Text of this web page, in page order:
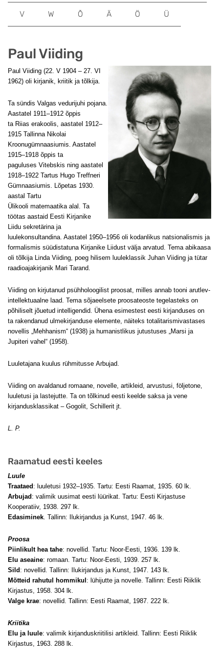
Paul Viiding
Paul Viiding (22. V 1904 – 27. VI
1962) oli kirjanik, kriitik ja tõlkija.
Ta sündis Valgas vedurijuhi pojana.
Aastatel 1911–1912 õppis
ta Riias erakoolis, aastatel 1912–
1915 Tallinna Nikolai
Kroonugümnaasiumis. Aastatel
1915–1918 õppis ta
paguluses Vitebskis ning aastatel
1918–1922 Tartus Hugo Treffneri
Gümnaasiumis. Lõpetas 1930.
aastal Tartu
Ülikooli matemaatika alal. Ta
töötas aastaid Eesti Kirjanike
Liidu sekretärina ja
luulekonsultandina. Aastatel 1950–1956 oli kodanlikus natsionalismis ja
formalismis süüdistatuna Kirjanike Liidust välja arvatud. Tema abikaasa
oli tõlkija Linda Viiding, poeg hilisem luuleklassik Juhan Viiding ja tütar
raadioajakirjanik Mari Tarand.
Viiding on kirjutanud psühholoogilist proosat, milles annab tooni arutlev-
intellektuaalne laad. Tema sõjaeelsete proosateoste tegelasteks on
põhiliselt jõuetud intelligendid. Ühena esimestest eesti kirjanduses on
ta rakendanud ulmekirjanduse elemente, näiteks totalitarismivastases
novellis „Mehhanism“ (1938) ja humanistlikus jutustuses „Marsi ja
Jupiteri vahel“ (1958).
Luuletajana kuulus rühmitusse Arbujad.
Viiding on avaldanud romaane, novelle, artikleid, arvustusi, följetone,
luuletusi ja lastejutte. Ta on tõlkinud eesti keelde saksa ja vene
kirjandusklassikat – Gogolit, Schillerit jt.
L. P.
Raamatud eesti keeles
Luule
Traataed : luuletusi 1932–1935. Tartu: Eesti Raamat, 1935. 60 lk.
Arbujad : valimik uusimat eesti lüürikat. Tartu: Eesti Kirjastuse
Kooperatiiv, 1938. 297 lk.
Edasiminek. Tallinn: Ilukirjandus ja Kunst, 1947. 46 lk.
Proosa
Piinlikult hea tahe: novellid. Tartu: Noor-Eesti, 1936. 139 lk.
Elu aseaine: romaan. Tartu: Noor-Eesti, 1939. 257 lk.
Sild : novellid. Tallinn: Ilukirjandus ja Kunst, 1947. 143 lk.
Mõtteid rahutul hommikul : lühijutte ja novelle. Tallinn: Eesti Riiklik
Kirjastus, 1958. 304 lk.
Valge krae: novellid. Tallinn: Eesti Raamat, 1987. 222 lk.
Kriitika
Elu ja luule: valimik kirjanduskriitilisi artikleid. Tallinn: Eesti Riiklik
Kirjastus, 1963. 288 lk.
V W Õ Ä Ö Ü